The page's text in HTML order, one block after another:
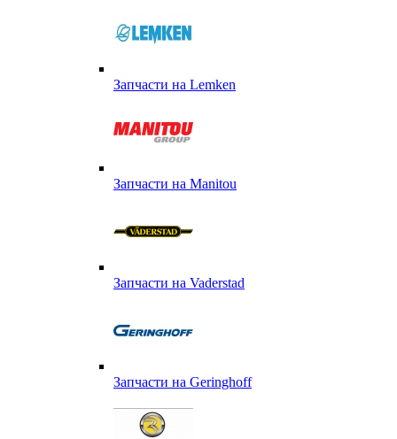
Запчасти на Lemken
Запчасти на Manitou
Запчасти на Vaderstad
Запчасти на Geringhoff